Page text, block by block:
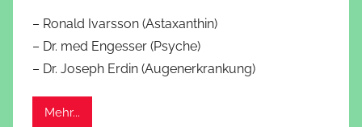
– Ronald Ivarsson (Astaxanthin)
– Dr. med Engesser (Psyche)
– Dr. Joseph Erdin (Augenerkrankung)
Mehr...